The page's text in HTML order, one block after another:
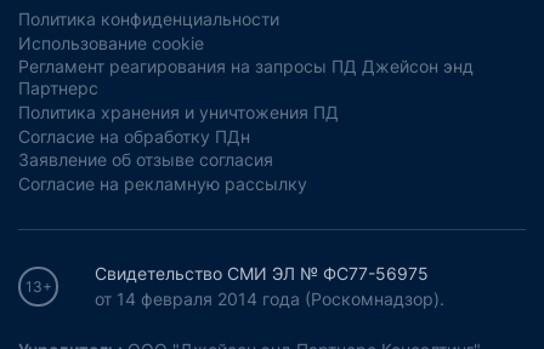
Политика конфиденциальности
Использование cookie
Регламент реагирования на запросы ПД Джейсон энд
Партнерс
Политика хранения и уничтожения ПД
Согласие на обработку ПДн
Заявление об отзыве согласия
Согласие на рекламную рассылку
13+
Свидетельство СМИ ЭЛ № ФС77-56975
от 14 февраля 2014 года (Роскомнадзор).